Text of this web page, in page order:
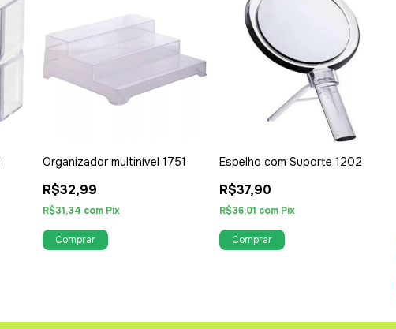
Organizador multinível 1751
R$32,99
R$31,34 com Pix
Espelho com Suporte 1202
R$37,90
R$36,01 com Pix